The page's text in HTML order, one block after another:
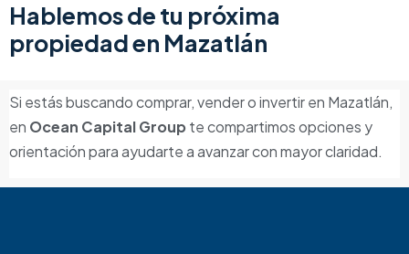
Hablemos de tu próxima
propiedad en Mazatlán
Si estás buscando comprar, vender o invertir en Mazatlán,
en Ocean Capital Groupte compartimos opciones y
orientación para ayudarte a avanzar con mayor claridad.